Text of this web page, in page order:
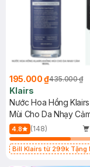
195.000 ₫435.000 ₫
Klairs
Nước Hoa Hồng
Mùi Cho Da Nhạy
4.8 (148)
Bill Klairs từ 299k Tặng